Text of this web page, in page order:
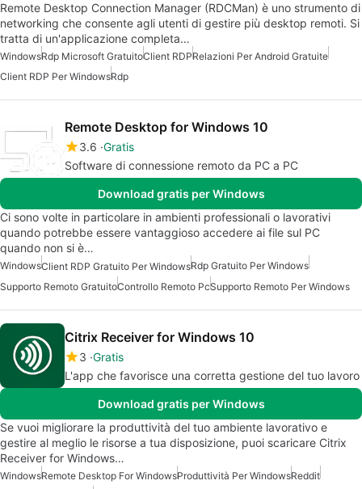
Remote Desktop Connection Manager (RDCMan) è uno strumento di
networking che consente agli utenti di gestire più desktop remoti. Si
tratta di un'applicazione completa…
WindowsRdp Microsoft GratuitoClient RDPRelazioni Per Android Gratuite
Client RDP Per WindowsRdp
Remote Desktop for Windows 10
3.6 Gratis
Software di connessione remoto da PC a PC
Download gratis per Windows
Ci sono volte in particolare in ambienti professionali o lavorativi
quando potrebbe essere vantaggioso accedere ai file sul PC
quando non si è…
WindowsClient RDP Gratuito Per WindowsRdp Gratuito Per Windows
Supporto Remoto GratuitoControllo Remoto PcSupporto Remoto Per Windows
Citrix Receiver for Windows 10
3 Gratis
L'app che favorisce una corretta gestione del tuo lavoro
Download gratis per Windows
Se vuoi migliorare la produttività del tuo ambiente lavorativo e
gestire al meglio le risorse a tua disposizione, puoi scaricare Citrix
Receiver for Windows…
WindowsRemote Desktop For WindowsProduttività Per WindowsReddit